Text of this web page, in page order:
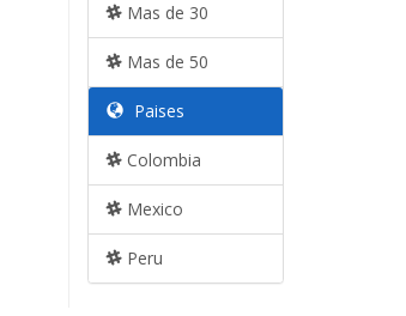
Mas de 30
Mas de 50
Paises
Colombia
Mexico
Peru